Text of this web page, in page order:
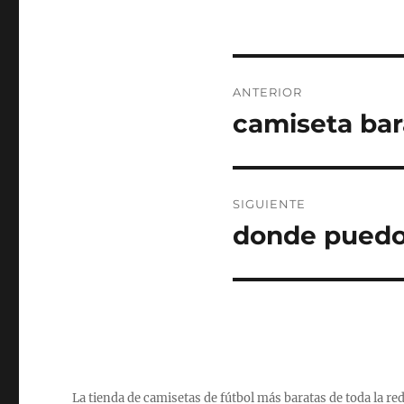
de
ANTERIOR
Entrada
camiseta
SIGUIENTE
Entrada
donde
La tienda de camisetas de fútbol más baratas de toda la red